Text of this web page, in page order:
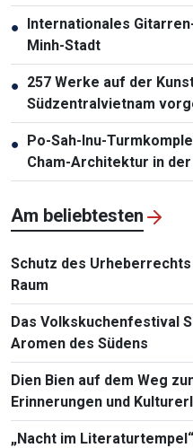
● Internationales
Minh-Stadt
● 257 Werke auf der
Südzentralvietnam
● Po-Sah-Inu-
Cham-Architektur in
Am beliebtesten
Schutz des
Raum
Das Volkskuchenfestival
Aromen des Südens
Dien Bien auf dem Weg
Erinnerungen und
„Nacht im